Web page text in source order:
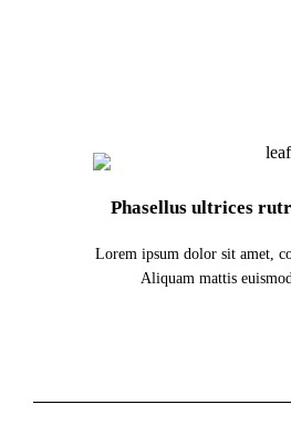
Phasellus ultrices
Lorem ipsum dolor sit amet,
Aliquam mattis